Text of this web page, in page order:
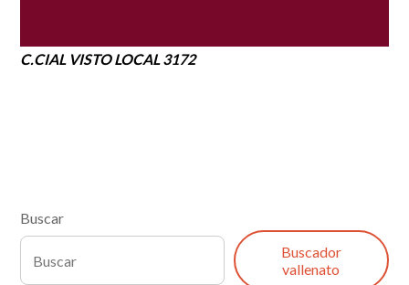
C.CIAL VISTO LOCAL 3172
Buscar
Buscador
vallenato